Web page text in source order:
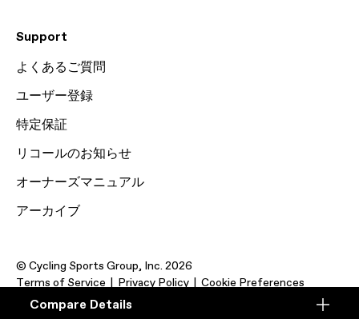
Compare
Compare Details
Support
よくあるご質問
ユーザー登録
特定保証
リコールのお知らせ
オーナーズマニュアル
アーカイブ
© Cycling Sports Group, Inc. 2026
Terms of Service
Privacy Policy Cookie Preferences